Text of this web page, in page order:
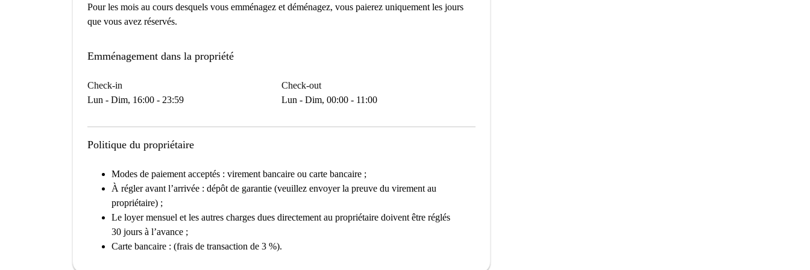
Pour les mois au cours desquels vous emménagez et déménagez, vous paierez uniquement les jours
que vous avez réservés.
Emménagement dans la propriété
Check-in
Lun - Dim, 16:00 - 23:59
Check-out
Lun - Dim, 00:00 - 11:00
Politique du propriétaire
Modes de paiement acceptés : virement bancaire ou carte bancaire ;
À régler avant l’arrivée : dépôt de garantie (veuillez envoyer la preuve du virement au
propriétaire) ;
Le loyer mensuel et les autres charges dues directement au propriétaire doivent être réglés
30 jours à l’avance ;
Carte bancaire : (frais de transaction de 3 %).